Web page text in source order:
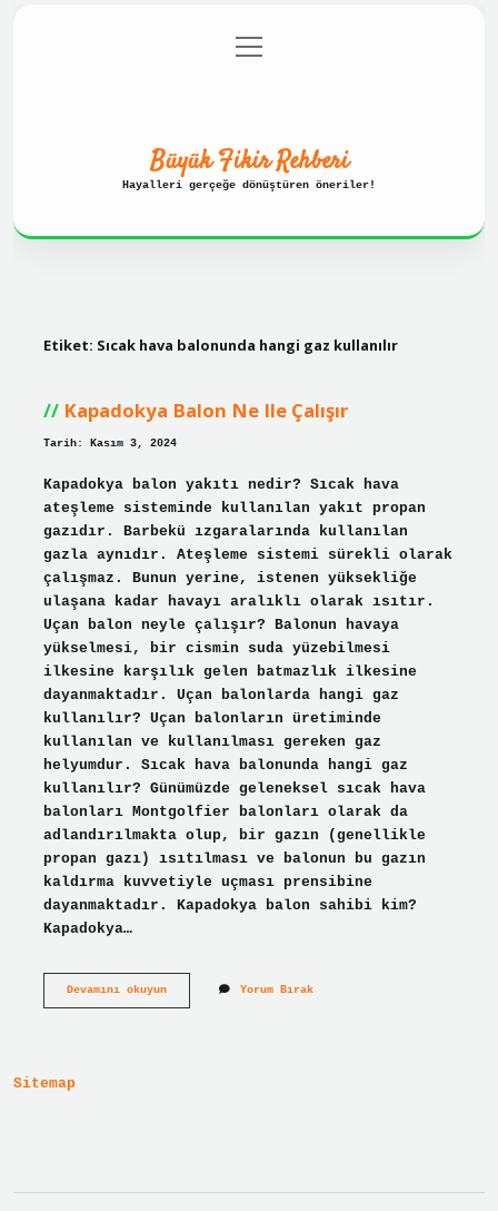
Gizlilik Politikası
menüyü
aç
Büyük Fikir Rehberi
Hayalleri gerçeğe dönüştüren öneriler!
Etiket: Sıcak hava balonunda hangi gaz kullanılır
Kapadokya Balon Ne Ile Çalışır
Tarih: Kasım 3, 2024
Kapadokya balon yakıtı nedir? Sıcak hava
ateşleme sisteminde kullanılan yakıt propan
gazıdır. Barbekü ızgaralarında kullanılan
gazla aynıdır. Ateşleme sistemi sürekli olarak
çalışmaz. Bunun yerine, istenen yüksekliğe
ulaşana kadar havayı aralıklı olarak ısıtır.
Uçan balon neyle çalışır? Balonun havaya
yükselmesi, bir cismin suda yüzebilmesi
ilkesine karşılık gelen batmazlık ilkesine
dayanmaktadır. Uçan balonlarda hangi gaz
kullanılır? Uçan balonların üretiminde
kullanılan ve kullanılması gereken gaz
helyumdur. Sıcak hava balonunda hangi gaz
kullanılır? Günümüzde geleneksel sıcak hava
balonları Montgolfier balonları olarak da
adlandırılmakta olup, bir gazın (genellikle
propan gazı) ısıtılması ve balonun bu gazın
kaldırma kuvvetiyle uçması prensibine
dayanmaktadır. Kapadokya balon sahibi kim?
Kapadokya…
Devamını okuyunKapadokya
Yorum Bırak
Sitemap